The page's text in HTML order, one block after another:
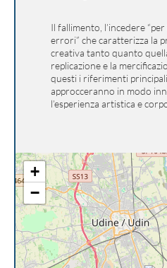
Il fallimento, l’incedere
errori” che caratterizza la
creativa tanto quanto
replicazione e la
questi i riferimenti
approcceranno in modo
l’esperienza artistica e
+
−